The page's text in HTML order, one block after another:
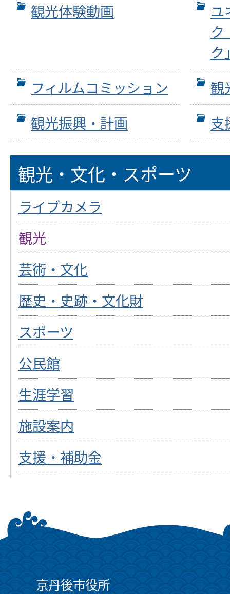
観光体験動画
ユ
ク
ク
フィルムコミッション
観
観光振興・計画
支
観光・文化・スポーツ
ライブカメラ
観光
芸術・文化
歴史・史跡・文化財
スポーツ
公民館
生涯学習
施設案内
支援・補助金
京丹後市役所